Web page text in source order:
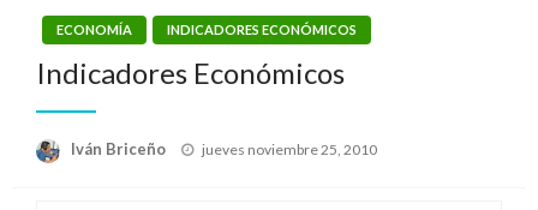
ECONOMÍA INDICADORES ECONÓMICOS
Indicadores Económicos
Iván Briceño
Publicado
jueves noviembre 25, 2010